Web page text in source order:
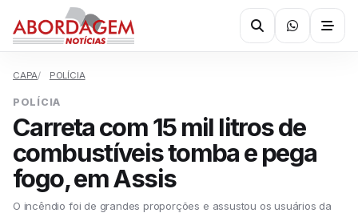
CAPA POLÍCIA
POLÍCIA
Carreta com 15 mil litros de
combustíveis tomba e pega
fogo, em Assis
O incêndio foi de grandes proporções e assustou os usuários da